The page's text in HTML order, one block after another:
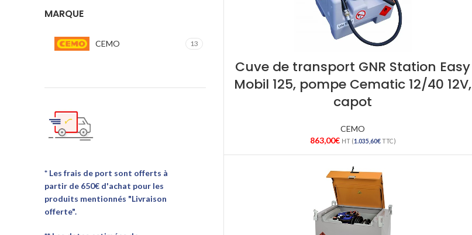
MARQUE
CEMO 13
* Les frais de port sont offerts à
partir de 650€ d'achat pour les
produits mentionnés "Livraison
offerte".
Cuve de transport GNR Station Easy
Mobil 125, pompe Cematic 12/40 12V,
capot
CEMO
863,00€ HT (1.035,60€TTC)